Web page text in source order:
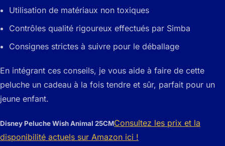
Utilisation de matériaux non toxiques
Contrôles qualité rigoureux effectués par Simba
Consignes strictes à suivre pour le déballage
En intégrant ces conseils, je vous aide à faire de cette
peluche un cadeau à la fois tendre et sûr, parfait pour un
jeune enfant.
Disney Peluche Wish Animal 25CMConsultez les prix et la
disponibilité actuels sur Amazon ici !